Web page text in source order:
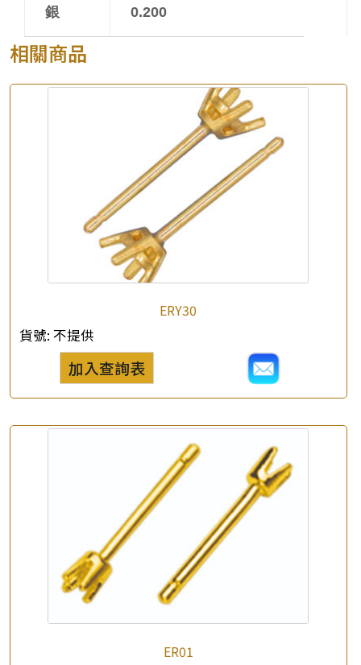
產品查詢 ×
公司名稱
*e-mail
查詢以下產品
銀 0.200
相關商品
ERY30
貨號: 不提供
加入查詢表
ER01